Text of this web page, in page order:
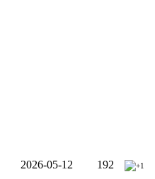
2026-05-12 192 +1